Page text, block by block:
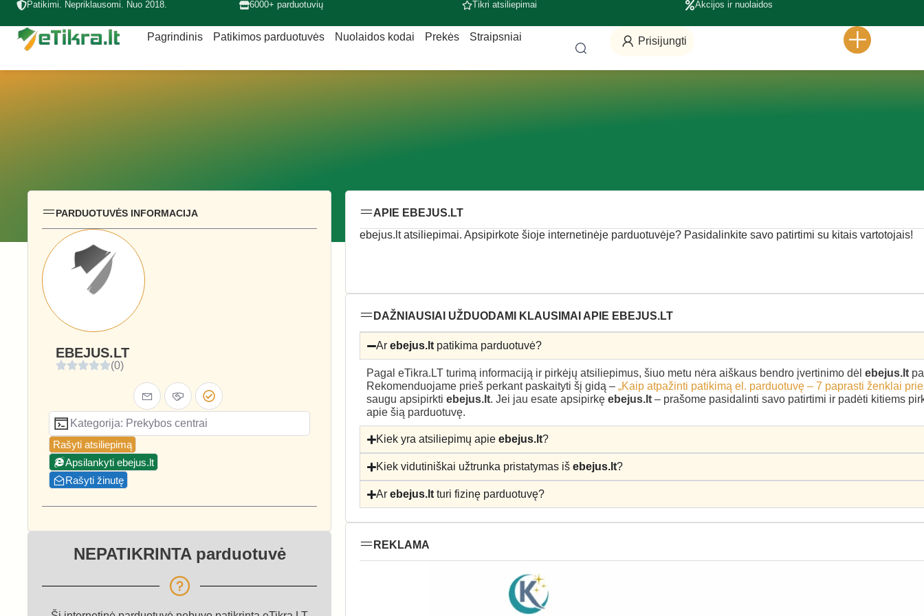
Patikimi. Nepriklausomi. Nuo 2018. 6000+ parduotuvių Tikri atsiliepimai Akcijos ir nuolaidos
Pagrindinis Patikimos parduotuvės Nuolaidos kodai Prekės Straipsniai Prisijungti
PARDUOTUVĖS INFORMACIJA
EBEJUS.LT
(0)
Kategorija: Prekybos centrai
Rašyti atsiliepimą
Apsilankyti ebejus.lt
Rašyti žinutę
NEPATIKRINTA parduotuvė
APIE EBEJUS.LT
ebejus.lt atsiliepimai. Apsipirkote šioje internetinėje parduotuvėje? Pasidalinkite savo patirtimi su kitais vartotojais!
DAŽNIAUSIAI UŽDUODAMI KLAUSIMAI APIE EBEJUS.LT
Arebejus.lt patikima parduotuvė?
Pagal eTikra.LT turimą informaciją ir pirkėjų atsiliepimus, šiuo metu nėra aiškaus bendro įvertinimo dėl ebejus.lt
Rekomenduojame prieš perkant paskaityti šį gidą – „Kaip atpažinti patikimą el. parduotuvę – 7 paprasti ženklai
saugu apsipirkti ebejus.lt. Jei jau esate apsipirkę ebejus.lt – prašome pasidalinti savo patirtimi ir padėti kitiems
apie šią parduotuvę.
Kiek yra atsiliepimų apieebejus.lt?
Kiek vidutiniškai užtrunka pristatymas išebejus.lt?
Arebejus.lt turi fizinę parduotuvę?
REKLAMA